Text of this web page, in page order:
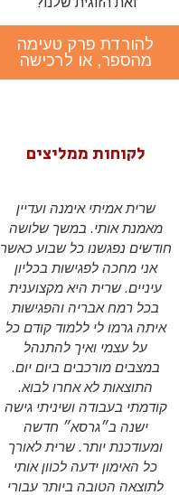
להורדת פרק טעימה
מהספר, או לרכישה
לקוחות ממליצים
שרית אמיתי אימנה ועדיין
מאמנת אותי. במשך שלושה
חודשים נפגשנו כל שבוע כאשר
אני מחכה לפגישות בכליון
עיניים. שרית היא מקצוענית
בכל רמח אבריה והפגישות
איתה גרמו לי ללמוד קודם כל
על עצמי ואיך להתנהל
במצבים מורכבים ביום יום.
התוצאות לא אחרו לבוא.
קודמתי בעבודה ושיניתי גישה
ישנה ב״גרסא״ חדשה
ומעודכנת יותר. שרית לאורך
כל האימון ידעה לכוון אותי
לתוצאה הטובה ביותר עבורי